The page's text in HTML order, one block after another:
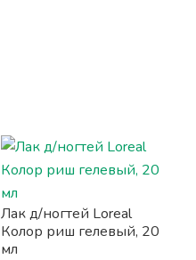
Лак д/ногтей Loreal
Колор риш гелевый, 20
мл